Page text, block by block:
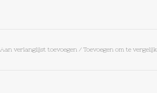
Aan verlanglijst toevoegen / Toevoegen om te